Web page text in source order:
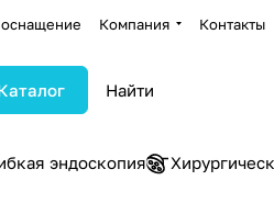
Компания Контакты
эндоскопия